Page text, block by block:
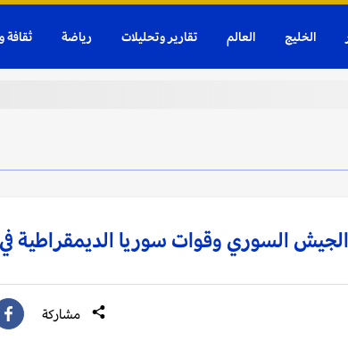
الخليج العالم تقارير وتحليلات رياضة ثقافة
السوري وقوات سوريا الديمقراطية
مشاركة